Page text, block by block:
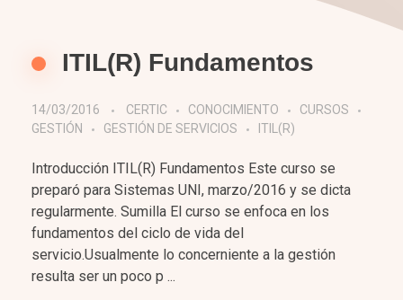
ITIL(R) Fundamentos
14/03/2016 CERTIC CONOCIMIENTO
CURSOS
GESTIÓN
GESTIÓN DE SERVICIOS ITIL(R)
Introducción ITIL(R) Fundamentos Este curso se
preparó para Sistemas UNI, marzo/2016 y se dicta
regularmente. Sumilla El curso se enfoca en los
fundamentos del ciclo de vida del
servicio.Usualmente lo concerniente a la gestión
resulta ser un poco p ...